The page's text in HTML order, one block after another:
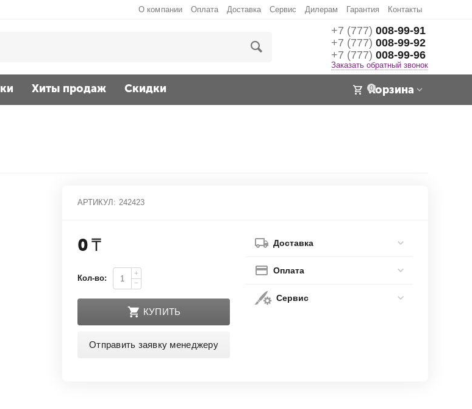
О компании Оплата Доставка Сервис Дилерам Гарантия Контакты
+7 (777) 008-99-91
+7 (777) 008-99-92
+7 (777) 008-99-96
Заказать обратный звонок
Хиты продаж Скидки 0
Корзина
АРТИКУЛ: 242423
0₸
Кол-во:
+
−
КУПИТЬ
Отправить заявку менеджеру
Доставка
Оплата
Сервис